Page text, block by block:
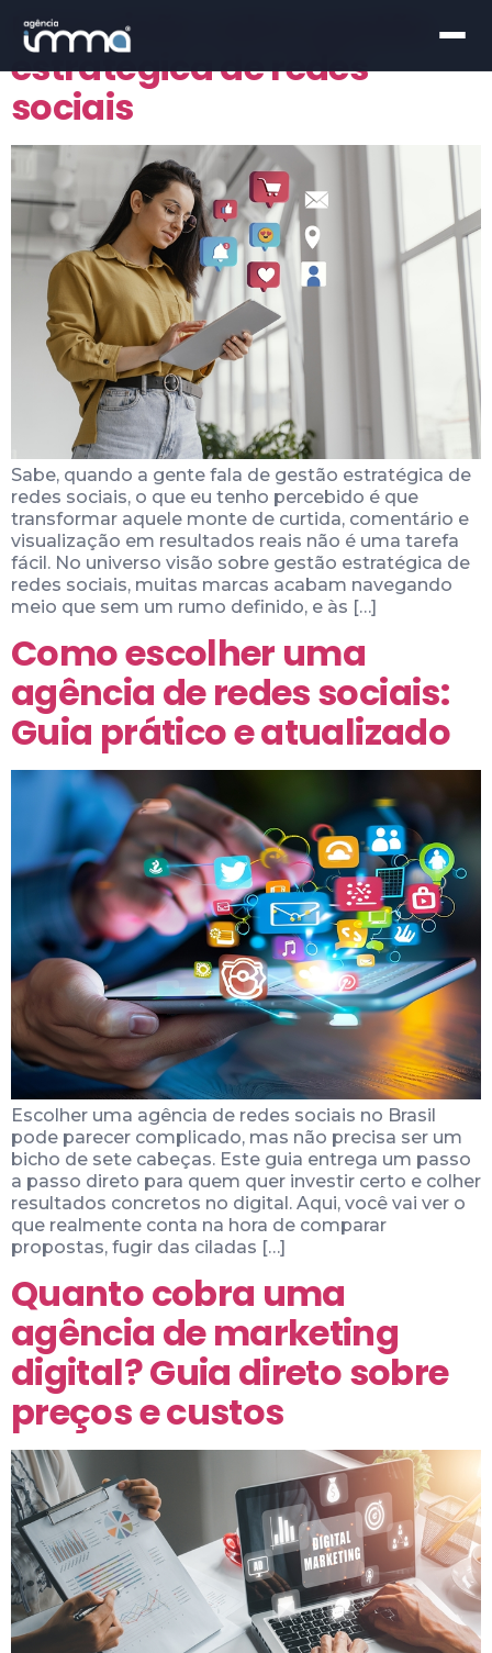
Uma visão sobre gestão
estratégica de redes
sociais
Sabe, quando a gente fala de gestão estratégica de
redes sociais, o que eu tenho percebido é que
transformar aquele monte de curtida, comentário e
visualização em resultados reais não é uma tarefa
fácil. No universo visão sobre gestão estratégica de
redes sociais, muitas marcas acabam navegando
meio que sem um rumo definido, e às […]
Como escolher uma
agência de redes sociais:
Guia prático e atualizado
Escolher uma agência de redes sociais no Brasil
pode parecer complicado, mas não precisa ser um
bicho de sete cabeças. Este guia entrega um passo
a passo direto para quem quer investir certo e colher
resultados concretos no digital. Aqui, você vai ver o
que realmente conta na hora de comparar
propostas, fugir das ciladas […]
Quanto cobra uma
agência de marketing
digital? Guia direto sobre
preços e custos